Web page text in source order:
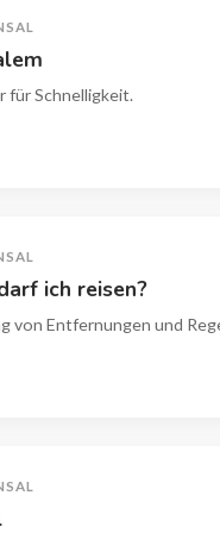
für Schnelligkeit.
ich reisen?
von Entfernungen und